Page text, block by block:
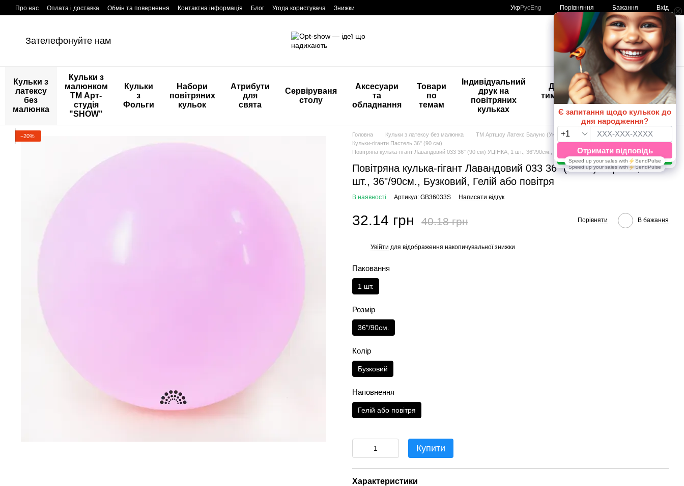
Перейти к основному контенту
Про нас Оплата і доставка Обмін та повернення Контактна інформація Блог Угода користувача Знижки УкрРусEng Порівняння Бажання Вхід
Зателефонуйте нам Мій кошик
Кульки з
латексу
без
малюнка
Кульки з
малюнком
ТМ Арт-
студія
"SHOW"
Кульки
з
Фольги
Набори
повітряних
кульок
Атрибути
для
свята
Сервіруваня
столу
Аксесуари
та
обладнання
Товари
по
темам
Індивідуальний
друк на
повітряних
кульках
Дитяче
тимчасове
тату
🚨🚨🚨
Розпродаж
Кульки з
друком😀
🎈
−20% Головна Кульки з латексу без малюнка ТМ Артшоу Латекс Балунс (Україна) Кульки гіганти
36’’
Кульки-гіганти Пастель 36" (90 см)
Повітряна кулька-гігант Лавандовий 033 36" (90 см) УЦІНКА, 1 шт., 36"/90см., Бузковий, Гелій або повітря
Повітряна кулька-гігант Лавандовий 033 36" (90 см) УЦІНКА, 1
шт., 36"/90см., Бузковий, Гелій або повітря
В наявності Артикул: GB36033S Написати відгук
32.14 грн 40.18 грн Порівняти В бажання
Увійти для відображення накопичувальної знижки
Паковання
1 шт.
Розмір
36"/90см.
Колір
Бузковий
Наповнення
Гелій або повітря
Купити
Характеристики